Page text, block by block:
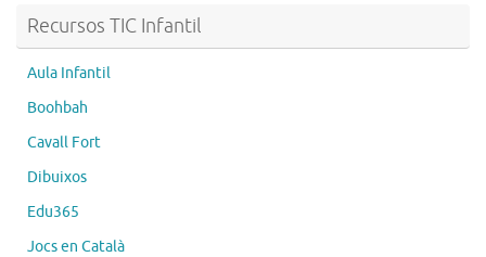
Recursos TIC Infantil
Aula Infantil
Boohbah
Cavall Fort
Dibuixos
Edu365
Jocs en Català